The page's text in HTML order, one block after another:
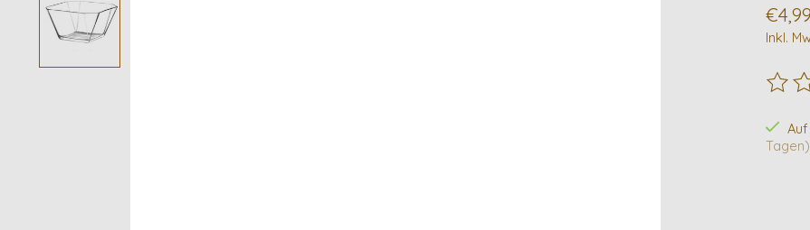
€4,99
Inkl.
Die
Tagen)